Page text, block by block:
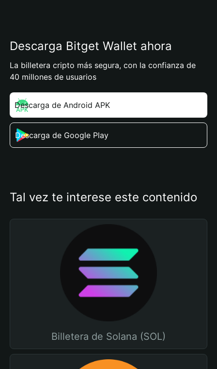
Descarga Bitget Wallet ahora
La billetera cripto más segura, con la confianza de
40 millones de usuarios
Descarga de Android APK
Descarga de Google Play
Tal vez te interese este contenido
Billetera de Solana (SOL)